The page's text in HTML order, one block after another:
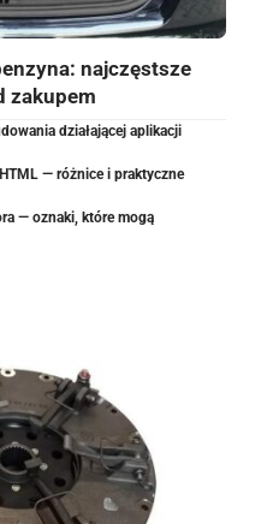
najczęstsze
zakupem
działającej aplikacji
— różnice i praktyczne
— oznaki, które mogą